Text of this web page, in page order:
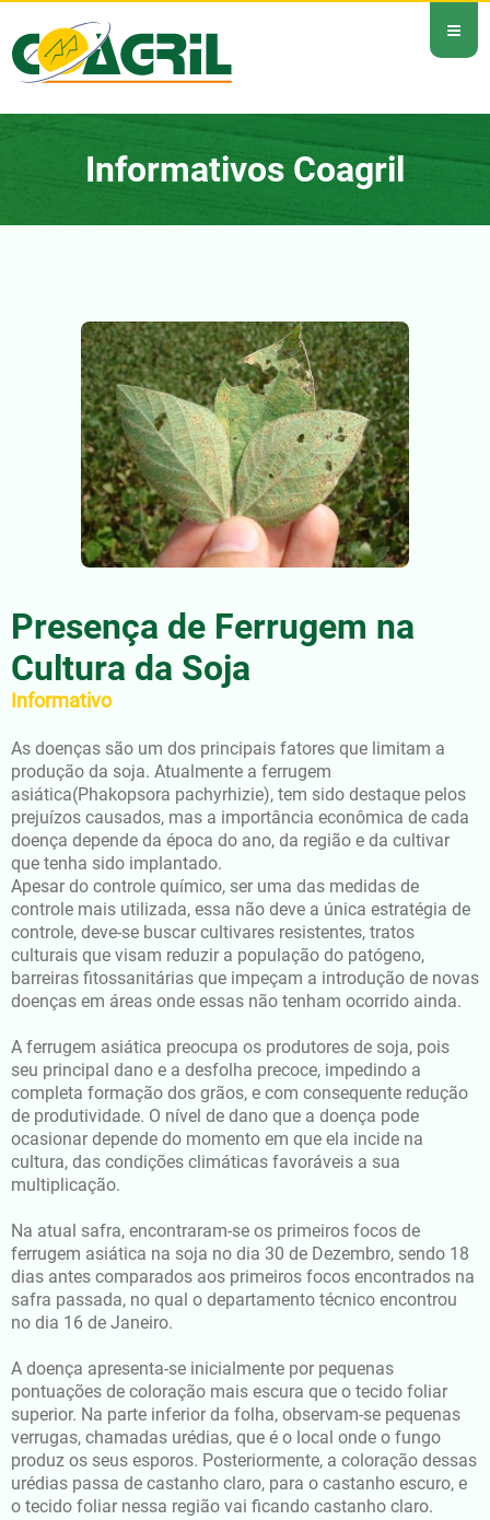
≡
Informativos Coagril
Presença de Ferrugem na
Cultura da Soja
Informativo
As doenças são um dos principais fatores que limitam a
produção da soja. Atualmente a ferrugem
asiática(Phakopsora pachyrhizie), tem sido destaque pelos
prejuízos causados, mas a importância econômica de cada
doença depende da época do ano, da região e da cultivar
que tenha sido implantado.
Apesar do controle químico, ser uma das medidas de
controle mais utilizada, essa não deve a única estratégia de
controle, deve-se buscar cultivares resistentes, tratos
culturais que visam reduzir a população do patógeno,
barreiras fitossanitárias que impeçam a introdução de novas
doenças em áreas onde essas não tenham ocorrido ainda.
A ferrugem asiática preocupa os produtores de soja, pois
seu principal dano e a desfolha precoce, impedindo a
completa formação dos grãos, e com consequente redução
de produtividade. O nível de dano que a doença pode
ocasionar depende do momento em que ela incide na
cultura, das condições climáticas favoráveis a sua
multiplicação.
Na atual safra, encontraram-se os primeiros focos de
ferrugem asiática na soja no dia 30 de Dezembro, sendo 18
dias antes comparados aos primeiros focos encontrados na
safra passada, no qual o departamento técnico encontrou
no dia 16 de Janeiro.
A doença apresenta-se inicialmente por pequenas
pontuações de coloração mais escura que o tecido foliar
superior. Na parte inferior da folha, observam-se pequenas
verrugas, chamadas urédias, que é o local onde o fungo
produz os seus esporos. Posteriormente, a coloração dessas
urédias passa de castanho claro, para o castanho escuro, e
o tecido foliar nessa região vai ficando castanho claro.